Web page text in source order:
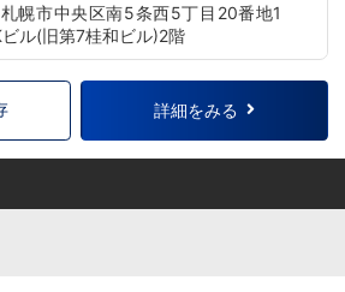
幌市中央区南5条西5丁目20番地1
ル(旧第7桂和ビル)2階
詳細をみる